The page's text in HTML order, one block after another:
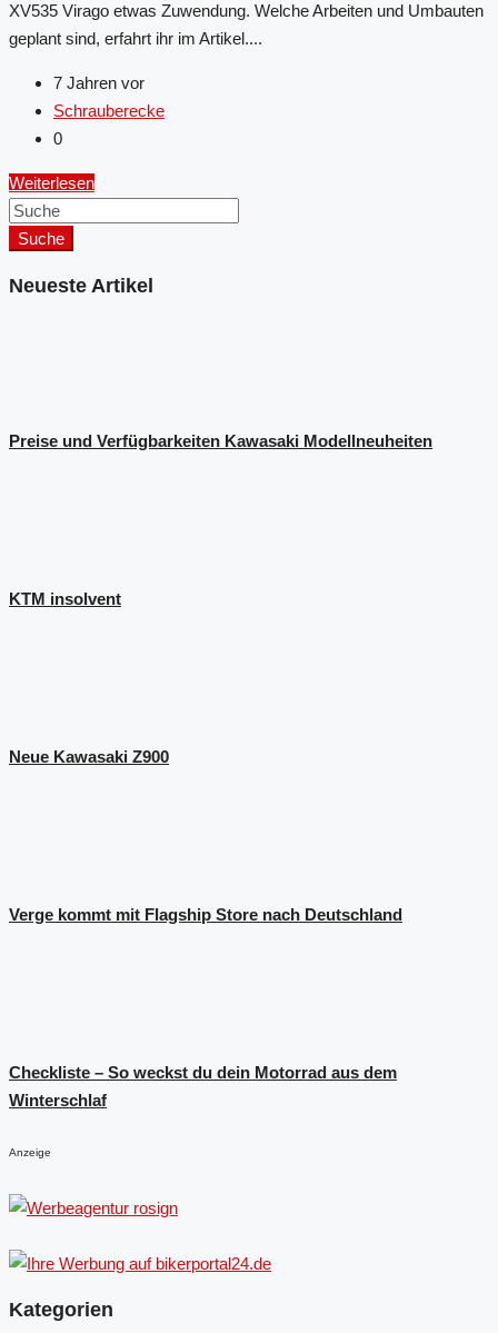
XV535 Virago etwas Zuwendung. Welche Arbeiten und Umbauten
geplant sind, erfahrt ihr im Artikel....
7 Jahren vor
Schrauberecke
0
Weiterlesen
Suche
Neueste Artikel
Preise und Verfügbarkeiten Kawasaki Modellneuheiten
KTM insolvent
Neue Kawasaki Z900
Verge kommt mit Flagship Store nach Deutschland
Checkliste – So weckst du dein Motorrad aus dem
Winterschlaf
Anzeige
Kategorien